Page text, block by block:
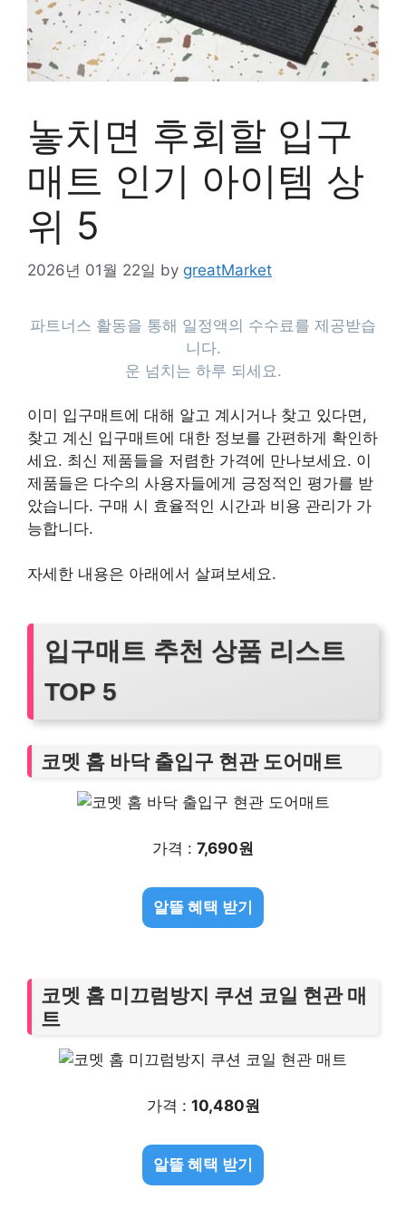
놓치면 후회할 입구
매트 인기 아이템 상
위 5
2026년 01월 22일 by greatMarket
파트너스 활동을 통해 일정액의 수수료를 제공받습
니다.
운 넘치는 하루 되세요.
이미 입구매트에 대해 알고 계시거나 찾고 있다면,
찾고 계신 입구매트에 대한 정보를 간편하게 확인하
세요. 최신 제품들을 저렴한 가격에 만나보세요. 이
제품들은 다수의 사용자들에게 긍정적인 평가를 받
았습니다. 구매 시 효율적인 시간과 비용 관리가 가
능합니다.
자세한 내용은 아래에서 살펴보세요.
입구매트 추천 상품 리스트
TOP 5
코멧 홈 바닥 출입구 현관 도어매트
가격 : 7,690원
알뜰 혜택 받기
코멧 홈 미끄럼방지 쿠션 코일 현관 매
트
가격 : 10,480원
알뜰 혜택 받기